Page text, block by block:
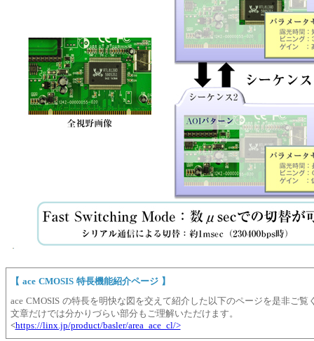
【 ace CMOSIS 特長機能紹介ページ 】
ace CMOSIS の特長を明快な図を交えて紹介した以下のページを是非ご覧
文章だけでは分かりづらい部分もご理解いただけます。
<https://linx.jp/product/basler/area_ace_cl/>